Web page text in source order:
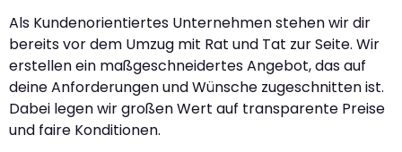
Als Kundenorientiertes Unternehmen stehen wir dir
bereits vor dem Umzug mit Rat und Tat zur Seite. Wir
erstellen ein maßgeschneidertes Angebot, das auf
deine Anforderungen und Wünsche zugeschnitten ist.
Dabei legen wir großen Wert auf transparente Preise
und faire Konditionen.